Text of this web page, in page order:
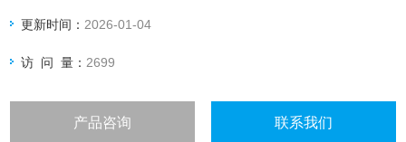
更新时间： 2026-01-04
访 问 量： 2699
产品咨询 联系我们